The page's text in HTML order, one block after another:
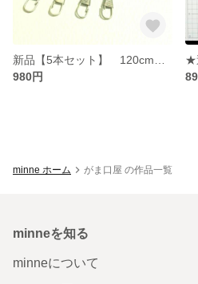
980円
minne ホーム がま口屋 の作品一覧
minneを知る
minneについて